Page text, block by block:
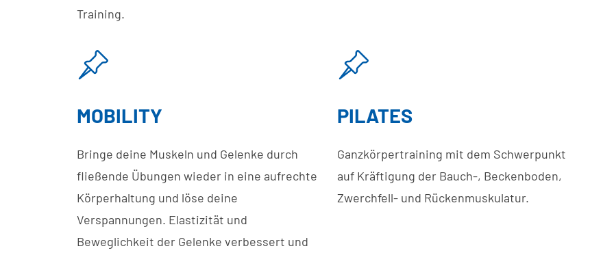
Training.
MOBILITY
Bringe deine Muskeln und Gelenke durch
fließende Übungen wieder in eine aufrechte
Körperhaltung und löse deine
Verspannungen. Elastizität und
Beweglichkeit der Gelenke verbessert und
PILATES
Ganzkörpertraining mit dem Schwerpunkt
auf Kräftigung der Bauch-, Beckenboden,
Zwerchfell- und Rückenmuskulatur.